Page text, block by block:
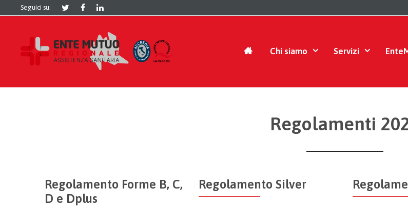
Seguici su:
Chi siamo Servizi
Regolamenti
Regolamento Forme B, C,
D e Dplus
Regolamento Silver